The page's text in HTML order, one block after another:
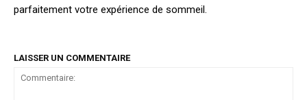
parfaitement votre expérience de sommeil.
LAISSER UN COMMENTAIRE